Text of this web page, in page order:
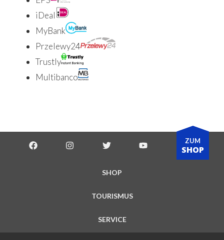
iDeal
MyBank
Przelewy24
Trustly
Multibanco
SHOP
TOURISMUS
SERVICE
ZUM
SHOP